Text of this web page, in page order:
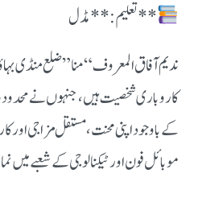
**تعلیم:** مڈل
ندیم آفاق المعروف “منا” ضلع منڈی
کاروباری شخصیت ہیں، جنہوں نے محدود
کے باوجود اپنی محنت، مستقل مزاجی
موبائل فون اور ٹیکنالوجی کے شعبے میں